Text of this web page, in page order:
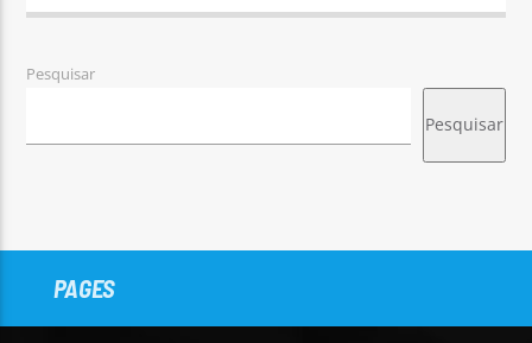
Pesquisar
Pesquisar
PAGES